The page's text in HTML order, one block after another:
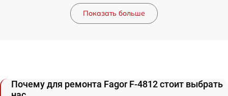
Показать больше
Почему для ремонта Fagor F-4812 стоит выбрать